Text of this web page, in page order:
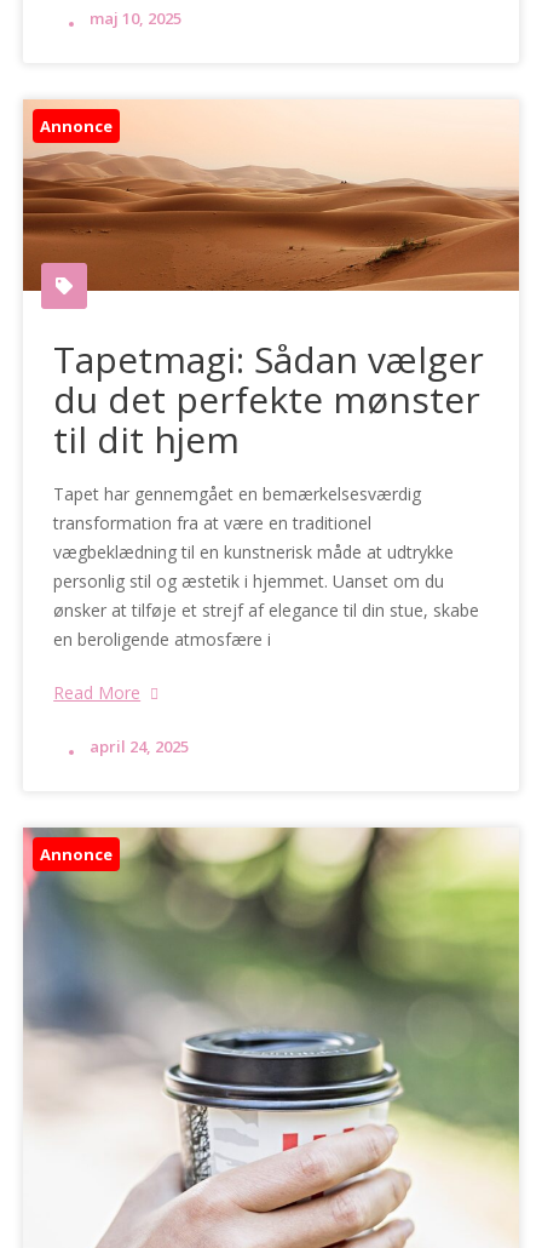
maj 10, 2025
Annonce
Tapetmagi: Sådan vælger
du det perfekte mønster
til dit hjem
Tapet har gennemgået en bemærkelsesværdig
transformation fra at være en traditionel
vægbeklædning til en kunstnerisk måde at udtrykke
personlig stil og æstetik i hjemmet. Uanset om du
ønsker at tilføje et strejf af elegance til din stue, skabe
en beroligende atmosfære i
Read More
april 24, 2025
Annonce